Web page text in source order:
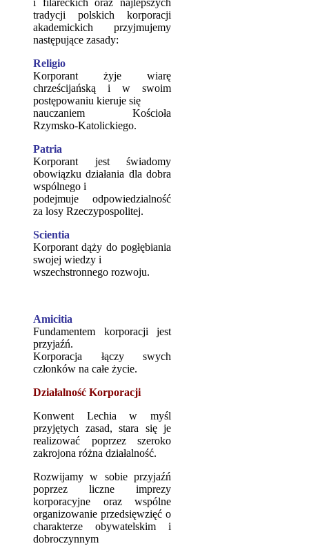
i filareckich oraz najlepszych
tradycji polskich korporacji
akademickich przyjmujemy
następujące zasady:
Religio
Korporant żyje wiarę
chrześcijańską i w swoim
postępowaniu kieruje się
nauczaniem Kościoła
Rzymsko-Katolickiego.
Patria
Korporant jest świadomy
obowiązku działania dla dobra
wspólnego i
podejmuje odpowiedzialność
za losy Rzeczypospolitej.
Scientia
Korporant dąży do pogłębiania
swojej wiedzy i
wszechstronnego rozwoju.
Amicitia
Fundamentem korporacji jest
przyjaźń.
Korporacja łączy swych
członków na całe życie.
Działalność Korporacji
Konwent Lechia w myśl
przyjętych zasad, stara się je
realizować poprzez szeroko
zakrojona różna działalność.
Rozwijamy w sobie przyjaźń
poprzez liczne imprezy
korporacyjne oraz wspólne
organizowanie przedsięwzięć o
charakterze obywatelskim i
dobroczynnym